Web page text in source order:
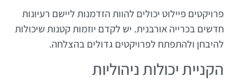
פרויקטים פיילוט יכולים להוות הזדמנות ליישם רעיונות
חדשים בכרייה אורבנית. יש לקדם יוזמות קטנות שיכולות
להיבחן ולהתפתח לפרויקטים גדולים בהצלחה.
הקניית יכולות ניהוליות